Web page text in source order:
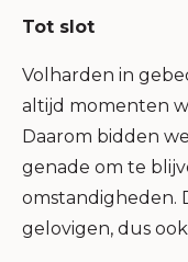
Tot slot
Volharden in
altijd momenten
Daarom bidden
genade om te
omstandigheden.
gelovigen, dus